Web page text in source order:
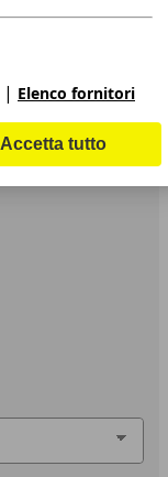
| Elenco fornitori
Accetta tutto